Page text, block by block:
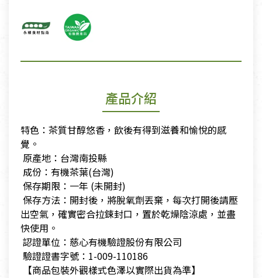
產品介紹
特色：茶質甘醇悠香，飲後有得到滋養和愉悅的感
覺。
​ 原產地：台灣南投縣
​ 成份：有機茶葉(台灣)
​ 保存期限：一年 (未開封)
​ 保存方法：開封後，將脫氧劑丟棄，每次打開後請壓
出空氣，確實密合拉鋉封口，置於乾燥陰涼處，並盡
快使用。
​ 認證單位：慈心有機驗證股份有限公司
​ 驗證證書字號：1-009-110186
​ 【商品包裝外觀樣式色澤以實際出貨為準】